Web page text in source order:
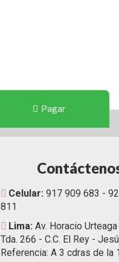
Pagar
Celular: 917 909 683 -
811
Lima: Av. Horacio
Tda. 266 - C.C. El Rey -
Referencia: A 3 cdras de la